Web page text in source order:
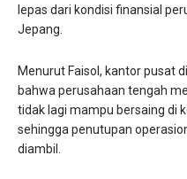
lepas dari kondisi finansial
Jepang.
Menurut Faisol, kantor pusat
bahwa perusahaan tengah
tidak lagi mampu bersaing di
sehingga penutupan
diambil.